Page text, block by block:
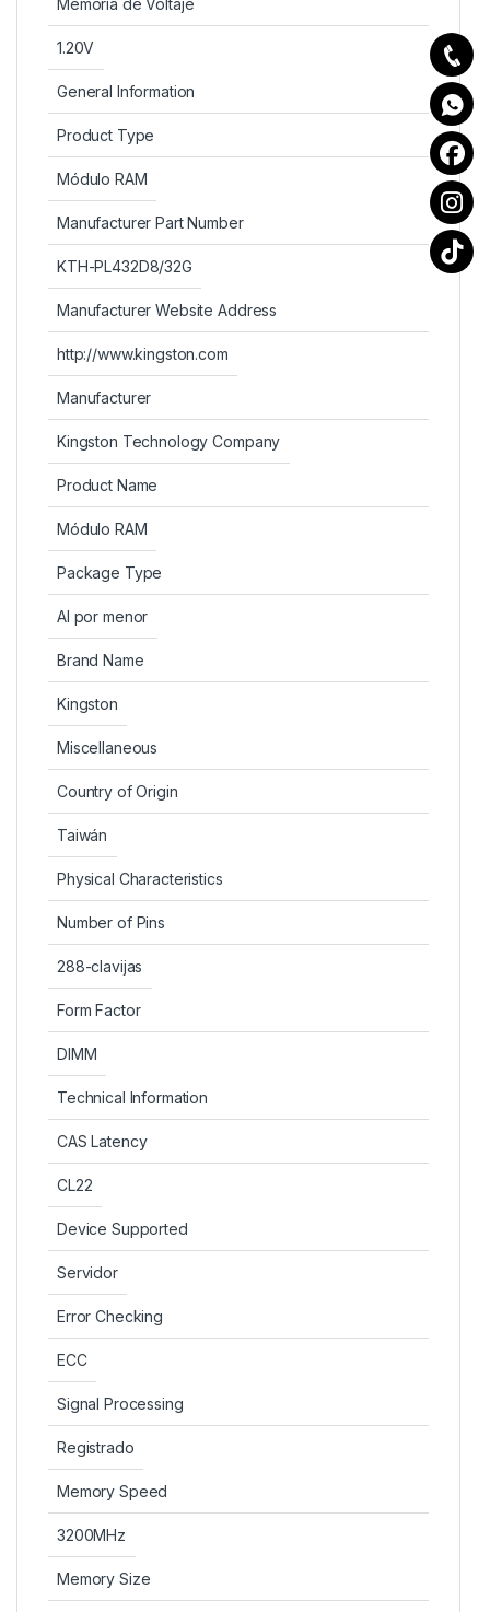
Memoria de Voltaje
1.20V
General Information
Product Type
Módulo RAM
Manufacturer Part Number
KTH-PL432D8/32G
Manufacturer Website Address
http://www.kingston.com
Manufacturer
Kingston Technology Company
Product Name
Módulo RAM
Package Type
Al por menor
Brand Name
Kingston
Miscellaneous
Country of Origin
Taiwán
Physical Characteristics
Number of Pins
288-clavijas
Form Factor
DIMM
Technical Information
CAS Latency
CL22
Device Supported
Servidor
Error Checking
ECC
Signal Processing
Registrado
Memory Speed
3200MHz
Memory Size